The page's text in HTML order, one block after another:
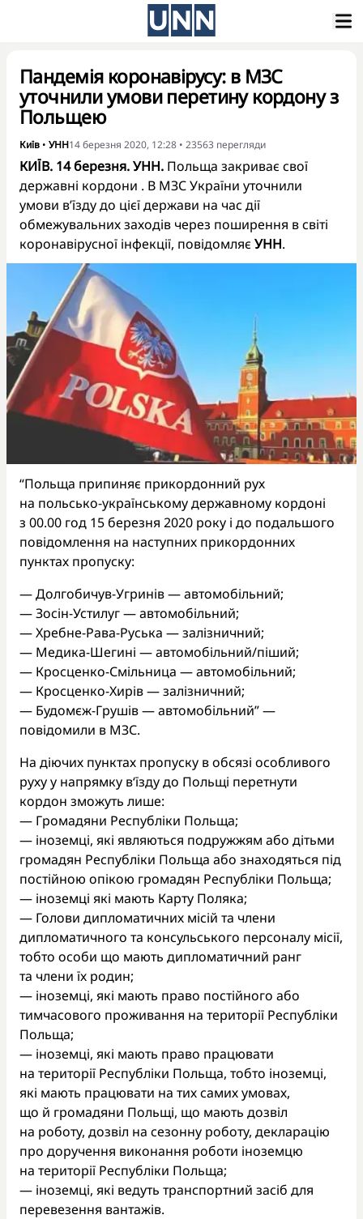
Пандемія коронавірусу: в МЗС
уточнили умови перетину кордону з
Польщею
Київ • УНН14 березня 2020, 12:28 • 23563 перегляди
КИЇВ. 14 березня. УНН. Польща закриває свої
державні кордони . В МЗС України уточнили
умови в’їзду до цієї держави на час дії
обмежувальних заходів через поширення в світі
коронавірусної інфекції, повідомляє УНН.
“Польща припиняє прикордонний рух
на польсько-українському державному кордоні
з 00.00 год 15 березня 2020 року і до подальшого
повідомлення на наступних прикордонних
пунктах пропуску:
— Долгобичув-Угринів — автомобільний;
— Зосін-Устилуг — автомобільний;
— Хребне-Рава-Руська — залізничний;
— Медика-Шегині — автомобільний/піший;
— Кросценко-Смільница — автомобільний;
— Кросценко-Хирів — залізничний;
— Будомєж-Грушів — автомобільний” —
повідомили в МЗС.
На діючих пунктах пропуску в обсязі особливого
руху у напрямку в‘їзду до Польщі перетнути
кордон зможуть лише:
— Громадяни Республіки Польща;
— іноземці, які являються подружжям або дітьми
громадян Республіки Польща або знаходяться під
постійною опікою громадян Республіки Польща;
— іноземці які мають Карту Поляка;
— Голови дипломатичних місій та члени
дипломатичного та консульського персоналу місії,
тобто особи що мають дипломатичний ранг
та члени їх родин;
— іноземці, які мають право постійного або
тимчасового проживання на території Республіки
Польща;
— іноземці, які мають право працювати
на території Республіки Польща, тобто іноземці,
які мають працювати на тих самих умовах,
що й громадяни Польщі, що мають дозвіл
на роботу, дозвіл на сезонну роботу, декларацію
про доручення виконання роботи іноземцю
на території Республіки Польща;
— іноземці, які ведуть транспортний засіб для
перевезення вантажів.